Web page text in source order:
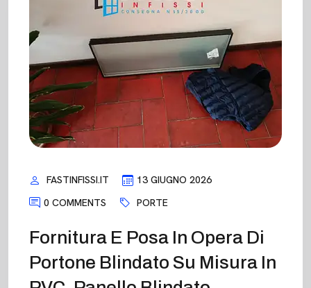
FASTINFISSI.IT
13 GIUGNO 2026
0 COMMENTS
PORTE
Fornitura E Posa In Opera Di
Portone Blindato Su Misura In